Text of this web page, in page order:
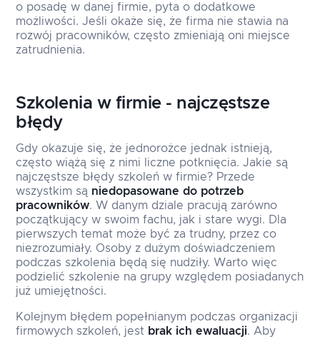
o posadę w danej firmie, pyta o dodatkowe
możliwości. Jeśli okaże się, że firma nie stawia na
rozwój pracowników, często zmieniają oni miejsce
zatrudnienia.
Szkolenia w firmie - najczęstsze
błędy
Gdy okazuje się, że jednorożce jednak istnieją,
często wiążą się z nimi liczne potknięcia. Jakie są
najczęstsze błędy szkoleń w firmie? Przede
wszystkim są niedopasowane do potrzeb
pracowników. W danym dziale pracują zarówno
początkujący w swoim fachu, jak i stare wygi. Dla
pierwszych temat może być za trudny, przez co
niezrozumiały. Osoby z dużym doświadczeniem
podczas szkolenia będą się nudziły. Warto więc
podzielić szkolenie na grupy względem posiadanych
już umiejętności.
Kolejnym błędem popełnianym podczas organizacji
firmowych szkoleń, jest brak ich ewaluacji. Aby